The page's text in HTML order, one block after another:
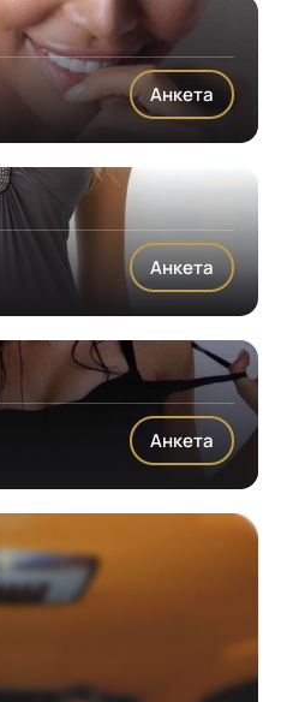
Анкета
Анкета
Анкета